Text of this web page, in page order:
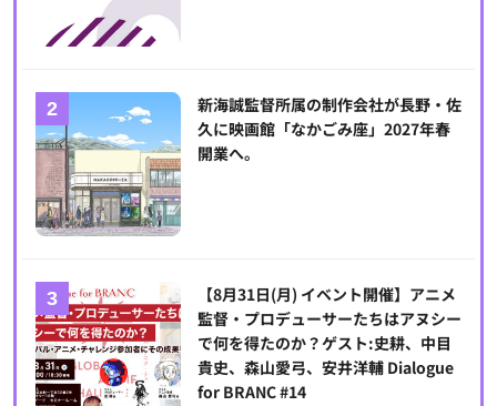
新海誠監督所属の制作会社が長野・佐
久に映画館「なかごみ座」2027年春
開業へ。
【8月31日(月) イベント開催】アニメ
監督・プロデューサーたちはアヌシー
で何を得たのか？ゲスト:史耕、中目
貴史、森山愛弓、安井洋輔 Dialogue
for BRANC #14